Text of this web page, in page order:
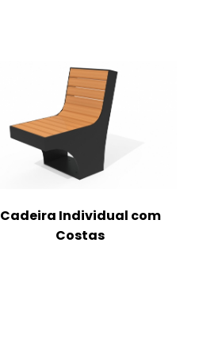
Cadeira Individual com
Costas